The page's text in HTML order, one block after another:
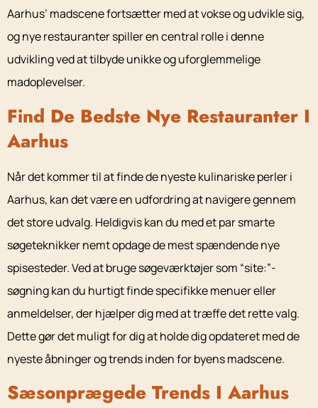
Aarhus’ madscene fortsætter med at vokse og udvikle sig,
og nye restauranter spiller en central rolle i denne
udvikling ved at tilbyde unikke og uforglemmelige
madoplevelser.
Find De Bedste Nye Restauranter I
Aarhus
Når det kommer til at finde de nyeste kulinariske perler i
Aarhus, kan det være en udfordring at navigere gennem
det store udvalg. Heldigvis kan du med et par smarte
søgeteknikker nemt opdage de mest spændende nye
spisesteder. Ved at bruge søgeværktøjer som “site:”-
søgning kan du hurtigt finde specifikke menuer eller
anmeldelser, der hjælper dig med at træffe det rette valg.
Dette gør det muligt for dig at holde dig opdateret med de
nyeste åbninger og trends inden for byens madscene.
Sæsonprægede Trends I Aarhus